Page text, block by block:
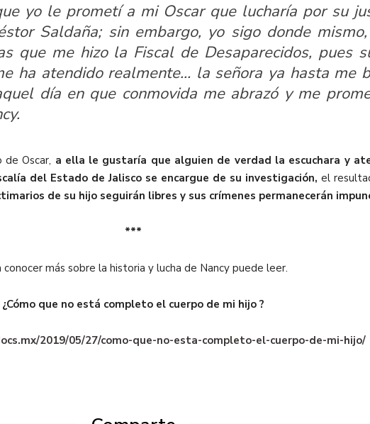
yo le prometí a mi Oscar que lucharía por su
Saldaña; sin embargo, yo sigo donde
que me hizo la Fiscal de Desaparecidos, pues
ha atendido realmente… la señora ya hasta me
día en que conmovida me abrazó y me
Oscar, a ella le gustaría que alguien de verdad la escuchara y
del Estado de Jalisco se encargue de su investigación, el
de su hijo seguirán libres y sus crímenes permanecerán
***
conocer más sobre la historia y lucha de Nancy puede leer.
¿Cómo que no está completo el cuerpo de mi hijo ?
2019/05/27/como-que-no-esta-completo-el-cuerpo-de-mi-hijo/